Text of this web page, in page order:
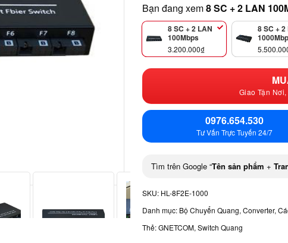
Bạn đang xem8 SC + 2 LAN
8 SC + 2 LAN
100Mbps
3.200.000₫
8 SC + 2
Giao Tận
0976.654.530
Tư Vấn Trực Tuyến 24/7
Tìm trên Google “Tên sản phẩm +
SKU: HL-8F2E-1000
Danh mục: Bộ Chuyển Quang, Converter,
Thẻ:GNETCOM, Switch Quang